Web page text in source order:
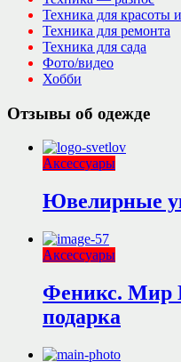
Техника для красоты
Техника для ремонта
Техника для сада
Фото/видео
Хобби
Отзывы об одежде
Аксессуары
Ювелирные
Аксессуары
Феникс. Мир
подарка